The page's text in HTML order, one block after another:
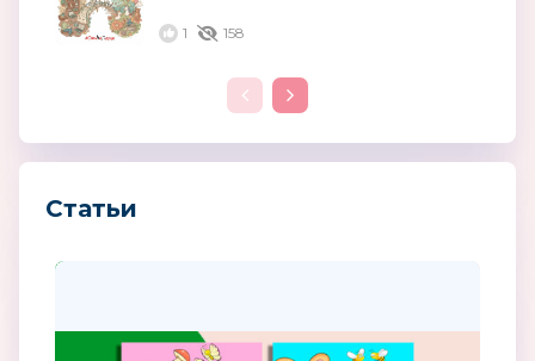
авторов
1 158
Статьи